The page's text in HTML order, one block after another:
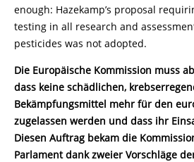
enough: Hazekamp’s proposal
testing in all research and
pesticides was not adopted.
Die Europäische Kommission muss
dass keine schädlichen,
Bekämpfungsmittel mehr für den
zugelassen werden und dass ihr
Diesen Auftrag bekam die
Parlament dank zweier Vorschläge